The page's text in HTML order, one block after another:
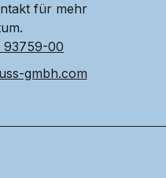
für mehr
93759-00
gmbh.com